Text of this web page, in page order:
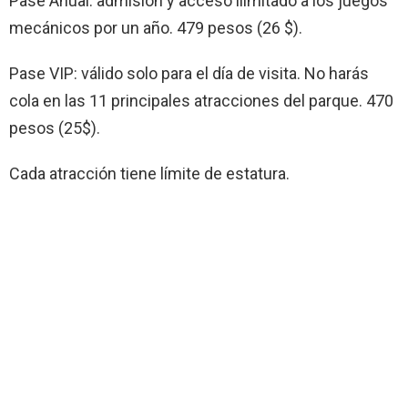
mecánicos por un año. 479 pesos (26 $).
Pase VIP: válido solo para el día de visita. No harás
cola en las 11 principales atracciones del parque. 470
pesos (25$).
Cada atracción tiene límite de estatura.